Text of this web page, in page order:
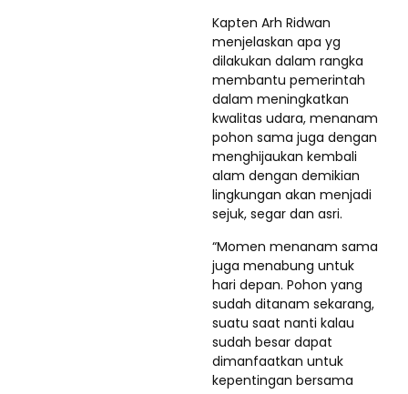
Kapten Arh Ridwan
menjelaskan apa yg
dilakukan dalam rangka
membantu pemerintah
dalam meningkatkan
kwalitas udara, menanam
pohon sama juga dengan
menghijaukan kembali
alam dengan demikian
lingkungan akan menjadi
sejuk, segar dan asri.
“Momen menanam sama
juga menabung untuk
hari depan. Pohon yang
sudah ditanam sekarang,
suatu saat nanti kalau
sudah besar dapat
dimanfaatkan untuk
kepentingan bersama